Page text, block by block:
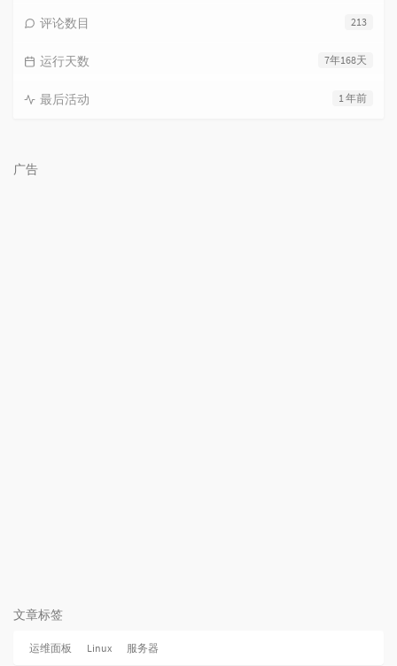
213
评论数目
7年168天
运行天数
1 年前
最后活动
广告
文章标签
运维面板 Linux 服务器